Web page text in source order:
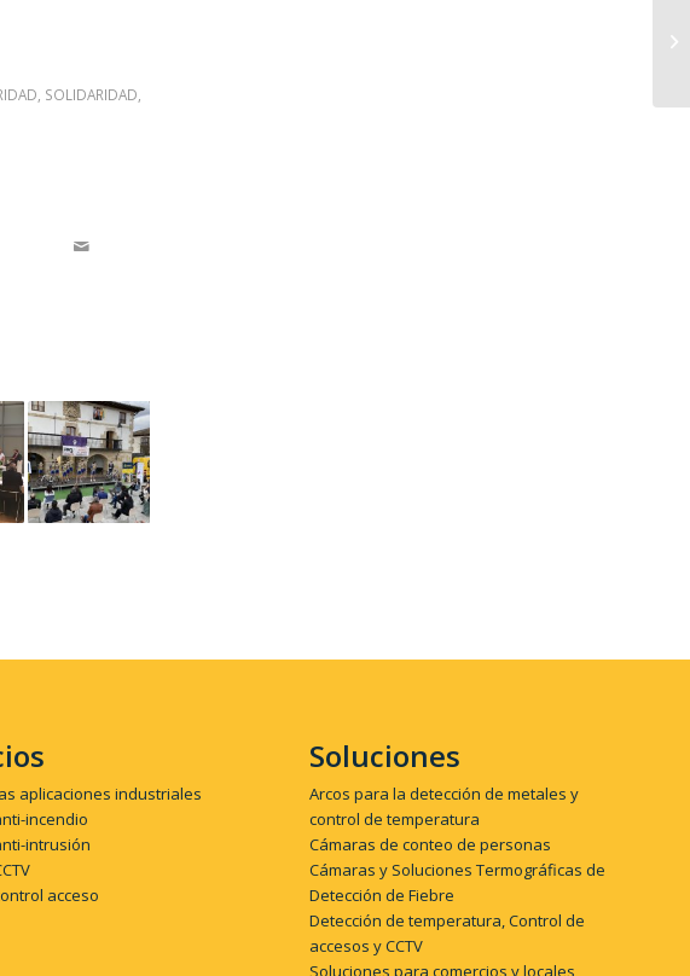
SOLIDARIDAD
aplicaciones industriales
incendio
intrusión
acceso
Soluciones
Arcos para la detección de metales y
control de temperatura
Cámaras de conteo de personas
Cámaras y Soluciones Termográficas de
Detección de Fiebre
Detección de temperatura, Control de
accesos y CCTV
Soluciones para comercios y locales